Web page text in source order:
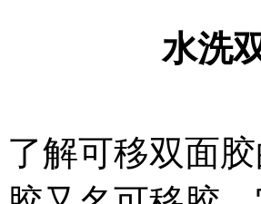
水洗
了解可移双面